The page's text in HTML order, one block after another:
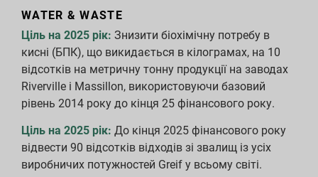
WATER & WASTE
Ціль на 2025 рік: Знизити біохімічну потребу в
кисні (БПК), що викидається в кілограмах, на 10
відсотків на метричну тонну продукції на заводах
Riverville і Massillon, використовуючи базовий
рівень 2014 року до кінця 25 фінансового року.
Ціль на 2025 рік: До кінця 2025 фінансового року
відвести 90 відсотків відходів зі звалищ із усіх
виробничих потужностей Greif у всьому світі.